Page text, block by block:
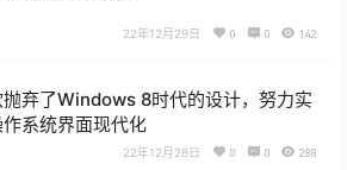
22年12月29日 0 0 142
弃了Windows 8时代的设计，努力实
系统界面现代化
22年12月28日 0 0 288